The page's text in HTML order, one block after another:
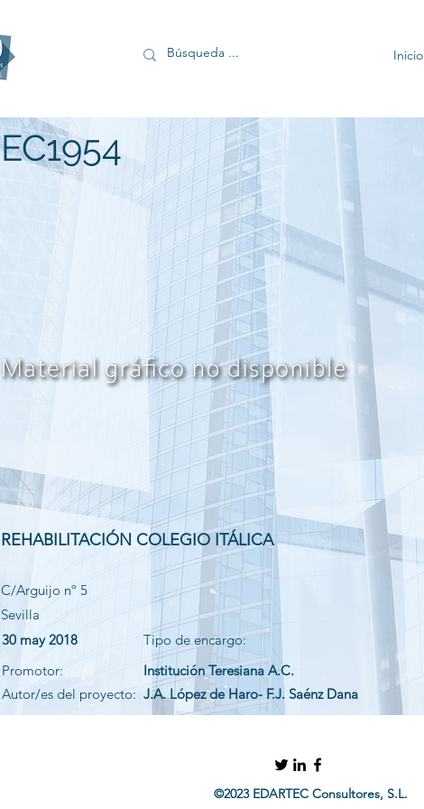
Inicio
EC1954
REHABILITACIÓN COLEGIO ITÁLICA
C/Arguijo nº 5
Sevilla
30 may 2018
Promotor:
Autor/es del proyecto:
Tipo de encargo:
Institución Teresiana A.C.
J.A. López de Haro- F.J. Saénz Dana
©2023 EDARTEC Consultores, S.L.